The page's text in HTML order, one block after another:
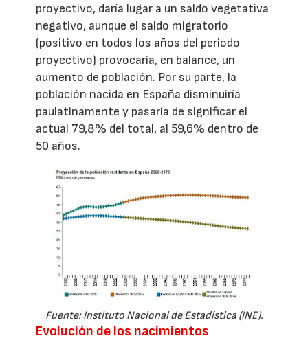
proyectivo, daría lugar a un saldo vegetativa
negativo, aunque el saldo migratorio
(positivo en todos los años del periodo
proyectivo) provocaría, en balance, un
aumento de población. Por su parte, la
población nacida en España disminuiría
paulatinamente y pasaría de significar el
actual 79,8% del total, al 59,6% dentro de
50 años.
Fuente: Instituto Nacional de Estadística (INE).
Evolución de los nacimientos